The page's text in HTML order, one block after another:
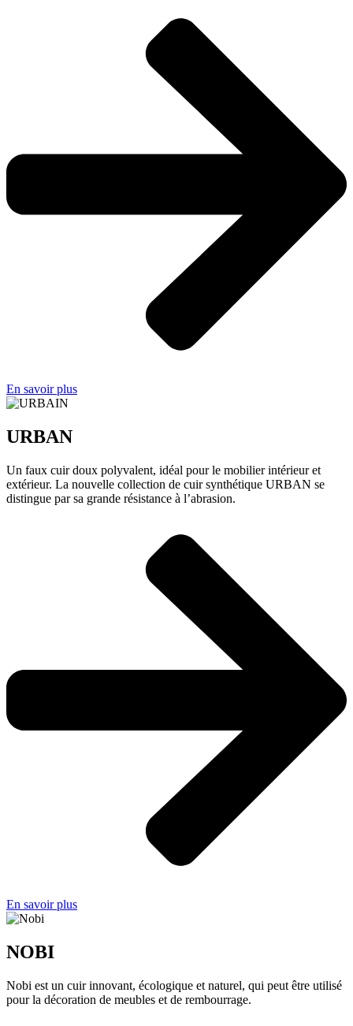
En savoir plus
URBAN
Un faux cuir doux polyvalent, idéal pour le mobilier intérieur et
extérieur. La nouvelle collection de cuir synthétique URBAN se
distingue par sa grande résistance à l’abrasion.
En savoir plus
NOBI
Nobi est un cuir innovant, écologique et naturel, qui peut être utilisé
pour la décoration de meubles et de rembourrage.